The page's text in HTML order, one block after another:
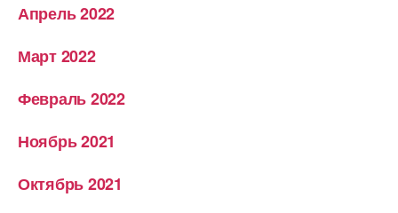
Апрель 2022
Март 2022
Февраль 2022
Ноябрь 2021
Октябрь 2021